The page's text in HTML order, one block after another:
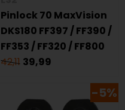
Pinlock 70 MaxVision
DKS180 FF397 / FF390 /
FF353 / FF320 / FF800
42,11 39,99
-5%